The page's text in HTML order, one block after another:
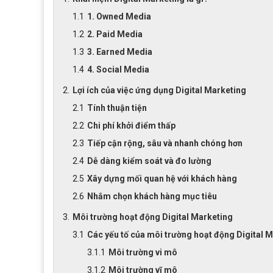
1. Owned Media
2. Paid Media
3. Earned Media
4. Social Media
Lợi ích của việc ứng dụng Digital Marketing
Tính thuận tiện
Chi phí khởi điểm thấp
Tiếp cận rộng, sâu và nhanh chóng hơn
Dễ dàng kiểm soát và đo lường
Xây dựng mối quan hệ với khách hàng
Nhắm chọn khách hàng mục tiêu
Môi trường hoạt động Digital Marketing
Các yếu tố của môi trường hoạt động Digital
Môi trường vi mô
Môi trường vĩ mô